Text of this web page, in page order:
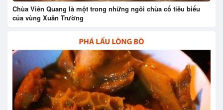
Chùa Viên Quang là một trong những ngôi chùa cổ tiêu biểu
của vùng Xuân Trường